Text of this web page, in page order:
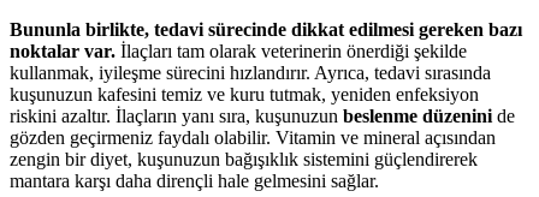
Bununla birlikte, tedavi sürecinde dikkat edilmesi gereken bazı
noktalar var. İlaçları tam olarak veterinerin önerdiği şekilde
kullanmak, iyileşme sürecini hızlandırır. Ayrıca, tedavi sırasında
kuşunuzun kafesini temiz ve kuru tutmak, yeniden enfeksiyon
riskini azaltır. İlaçların yanı sıra, kuşunuzun beslenme düzenini de
gözden geçirmeniz faydalı olabilir. Vitamin ve mineral açısından
zengin bir diyet, kuşunuzun bağışıklık sistemini güçlendirerek
mantara karşı daha dirençli hale gelmesini sağlar.